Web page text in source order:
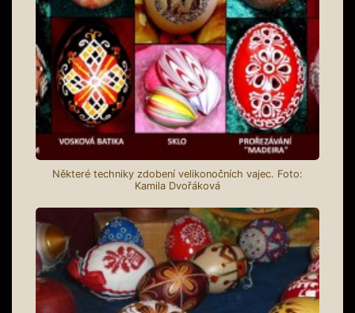
Některé techniky zdobení velikonočních vajec. Foto:
Kamila Dvořáková